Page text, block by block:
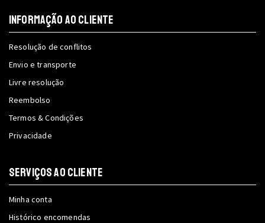
INFORMAÇÃO AO CLIENTE
Resolução de conflitos
Envio e transporte
Livre resolução
Reembolso
Termos & Condições
Privacidade
SERVIÇOS AO CLIENTE
Minha conta
Histórico encomendas